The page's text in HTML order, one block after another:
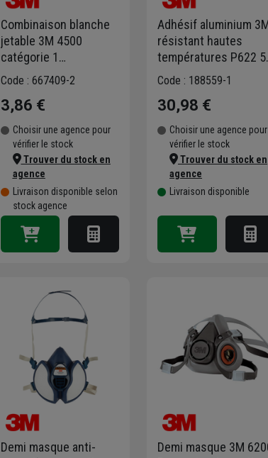
Combinaison blanche
jetable 3M 4500
catégorie 1
respirabilité, non tissé
XL
Code : 667409-2
3,86 €
Choisir une agence pour
vérifier le stock
Trouver du stock en
agence
Livraison disponible selon
stock agence
Adhésif aluminium
résistant hautes
températures P622
m x 75 mm
Code : 188559-1
30,98 €
Choisir une agence pour
vérifier le stock
Trouver du stock en
agence
Livraison disponible
Demi masque anti-
Demi masque 3M